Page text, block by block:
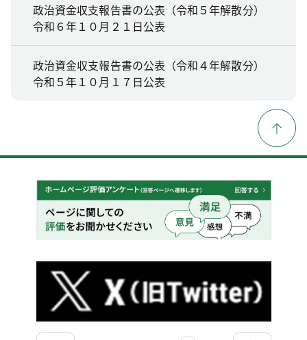
政治資金収支報告書の公表（令和５年解散分）
令和６年１０月２１日公表
政治資金収支報告書の公表（令和４年解散分）
令和５年１０月１７日公表